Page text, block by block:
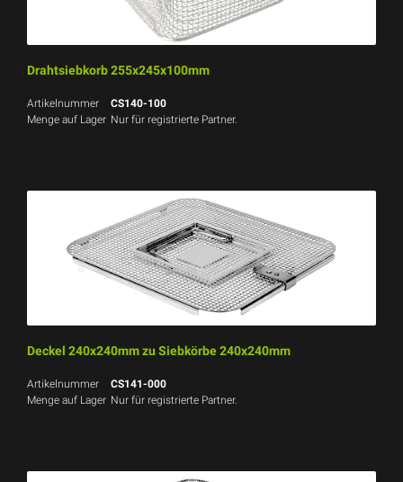
Drahtsiebkorb 255x245x100mm
Artikelnummer
CS140-100
Menge auf Lager Nur für registrierte Partner.
Deckel 240x240mm zu Siebkörbe 240x240mm
Artikelnummer
CS141-000
Menge auf Lager Nur für registrierte Partner.